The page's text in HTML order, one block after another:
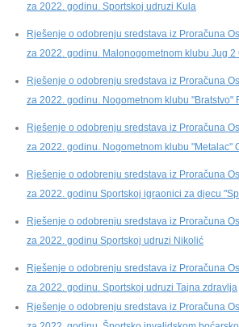
za 2022. godinu. Sportskoj udruzi Kula
Rješenje o odobrenju sredstava iz Proračuna
za 2022. godinu. Malonogometnom klubu Jug 2
Rješenje o odobrenju sredstava iz Proračuna
za 2022. godinu. Nogometnom klubu "Bratstvo"
Rješenje o odobrenju sredstava iz Proračuna
za 2022. godinu. Nogometnom klubu "Metalac"
Rješenje o odobrenju sredstava iz Proračuna
za 2022. godinu Sportskoj igraonici za djecu
Rješenje o odobrenju sredstava iz Proračuna
za 2022. godinu Sportskoj udruzi Nikolić
Rješenje o odobrenju sredstava iz Proračuna
za 2022. godinu. Sportskoj udruzi Tajna zdravlja
Rješenje o odobrenju sredstava iz Proračuna